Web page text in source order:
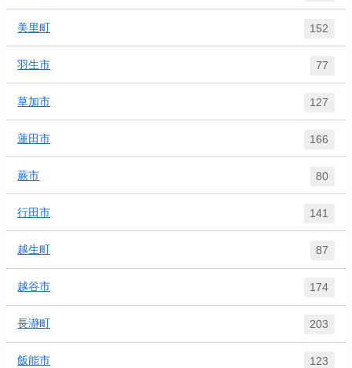
美里町 152
羽生市 77
草加市 127
蓮田市 166
蕨市 80
行田市 141
越生町 87
越谷市 174
長瀞町 203
飯能市 123